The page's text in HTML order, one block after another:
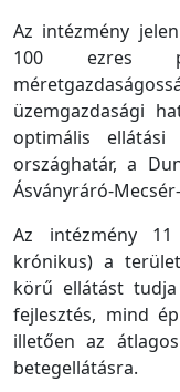
Az intézmény
100 ezres
üzemgazdasági
optimális
országhatár, a
Ásványráró-
Az intézmény
krónikus) a
körű ellátást
fejlesztés, mind
illetően az
betegellátásra.